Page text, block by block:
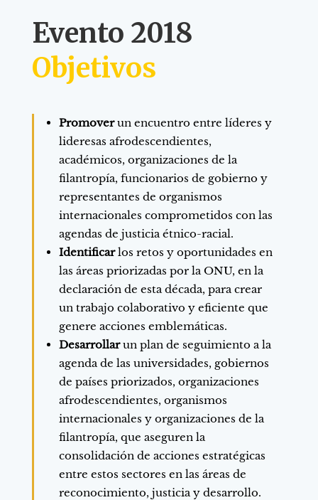
Evento 2018
Objetivos
Promoverun encuentro entre líderes y
lideresas afrodescendientes,
académicos, organizaciones de la
filantropía, funcionarios de gobierno y
representantes de organismos
internacionales comprometidos con las
agendas de justicia étnico-racial.
Identificarlos retos y oportunidades en
las áreas priorizadas por la ONU, en la
declaración de esta década, para crear
un trabajo colaborativo y eficiente que
genere acciones emblemáticas.
Desarrollarun plan de seguimiento a la
agenda de las universidades, gobiernos
de países priorizados, organizaciones
afrodescendientes, organismos
internacionales y organizaciones de la
filantropía, que aseguren la
consolidación de acciones estratégicas
entre estos sectores en las áreas de
reconocimiento, justicia y desarrollo.